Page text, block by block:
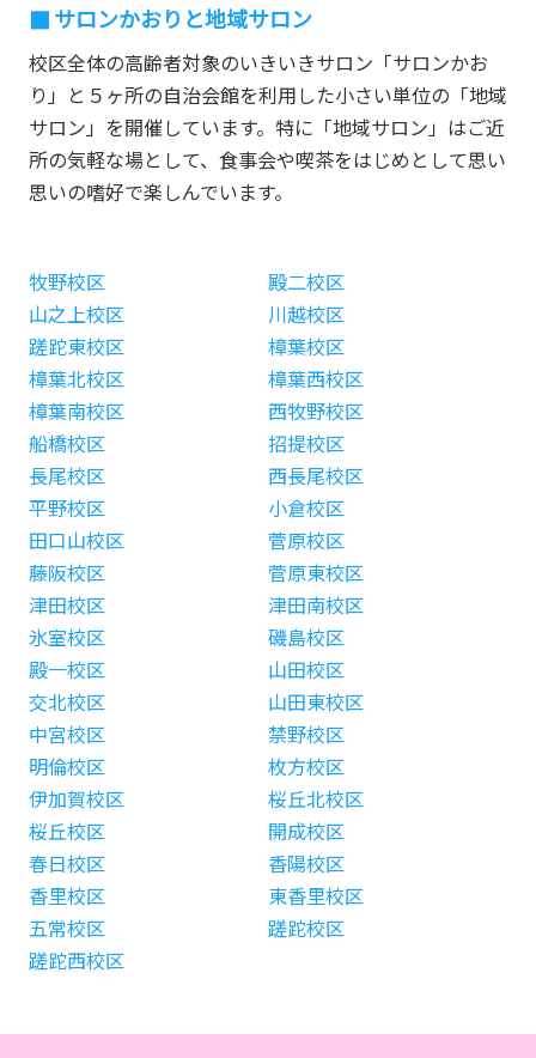
サロンかおりと地域サロン
校区全体の高齢者対象のいきいきサロン「サロンかお
り」と５ヶ所の自治会館を利用した小さい単位の「地域
サロン」を開催しています。特に「地域サロン」はご近
所の気軽な場として、食事会や喫茶をはじめとして思い
思いの嗜好で楽しんでいます。
牧野校区
殿二校区
山之上校区
川越校区
蹉跎東校区
樟葉校区
樟葉北校区
樟葉西校区
樟葉南校区
西牧野校区
船橋校区
招提校区
長尾校区
西長尾校区
平野校区
小倉校区
田口山校区
菅原校区
藤阪校区
菅原東校区
津田校区
津田南校区
氷室校区
磯島校区
殿一校区
山田校区
交北校区
山田東校区
中宮校区
禁野校区
明倫校区
枚方校区
伊加賀校区
桜丘北校区
桜丘校区
開成校区
春日校区
香陽校区
香里校区
東香里校区
五常校区
蹉跎校区
蹉跎西校区